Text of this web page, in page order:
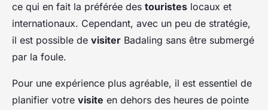
ce qui en fait la préférée des touristes locaux et
internationaux. Cependant, avec un peu de stratégie,
il est possible de visiter Badaling sans être submergé
par la foule.
Pour une expérience plus agréable, il est essentiel de
planifier votre visite en dehors des heures de pointe